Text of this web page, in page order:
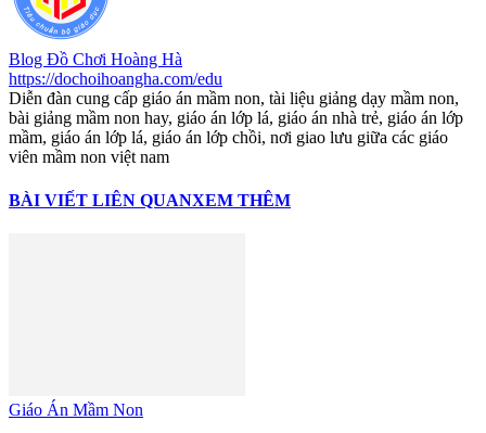
Blog Đồ Chơi Hoàng Hà
https://dochoihoangha.com/edu
Diễn đàn cung cấp giáo án mầm non, tài liệu giảng dạy mầm non,
bài giảng mầm non hay, giáo án lớp lá, giáo án nhà trẻ, giáo án lớp
mầm, giáo án lớp lá, giáo án lớp chồi, nơi giao lưu giữa các giáo
viên mầm non việt nam
BÀI VIẾT LIÊN QUANXEM THÊM
Giáo Án Mầm Non